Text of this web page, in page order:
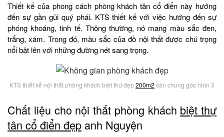
Thiết kế của phong cách phòng khách tân cổ điển này hướng
đến sự gần gũi quý phái. KTS thiết kế với việc hướng đến sự
phóng khoáng, tinh tế. Thông thường, nó mang màu sắc đen,
trắng, xám. Trong đó, màu sắc của đồ nội thất được chú trọng
nổi bật lên với những đường nét sang trọng.
KTS thiết kế nội thất phòng khách biệt thự đẹp 200m2 sàn chung góc nhìn 3
Chất liệu cho nội thất phòng khách biệt thự
tân cổ điển đẹp anh Nguyện